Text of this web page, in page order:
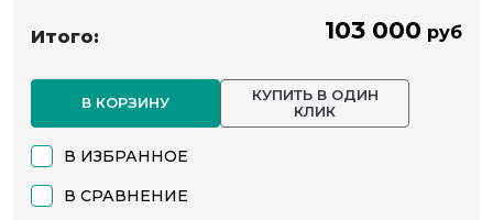
Итого: 103 000 руб
В КОРЗИНУ
КУПИТЬ В ОДИН
КЛИК
В ИЗБРАННОЕ
В СРАВНЕНИЕ